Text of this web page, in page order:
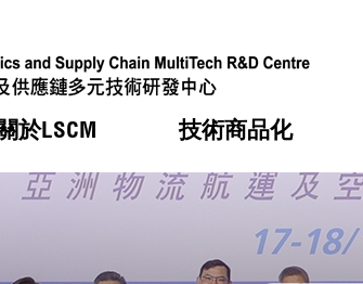
關於LSCM
機構簡介
技術商品化
服務
可獲授權之技術
合作計劃
活動
會籍及服務